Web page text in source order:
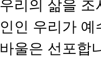
우리의 삶을 조
인인 우리가
바울은 선포합